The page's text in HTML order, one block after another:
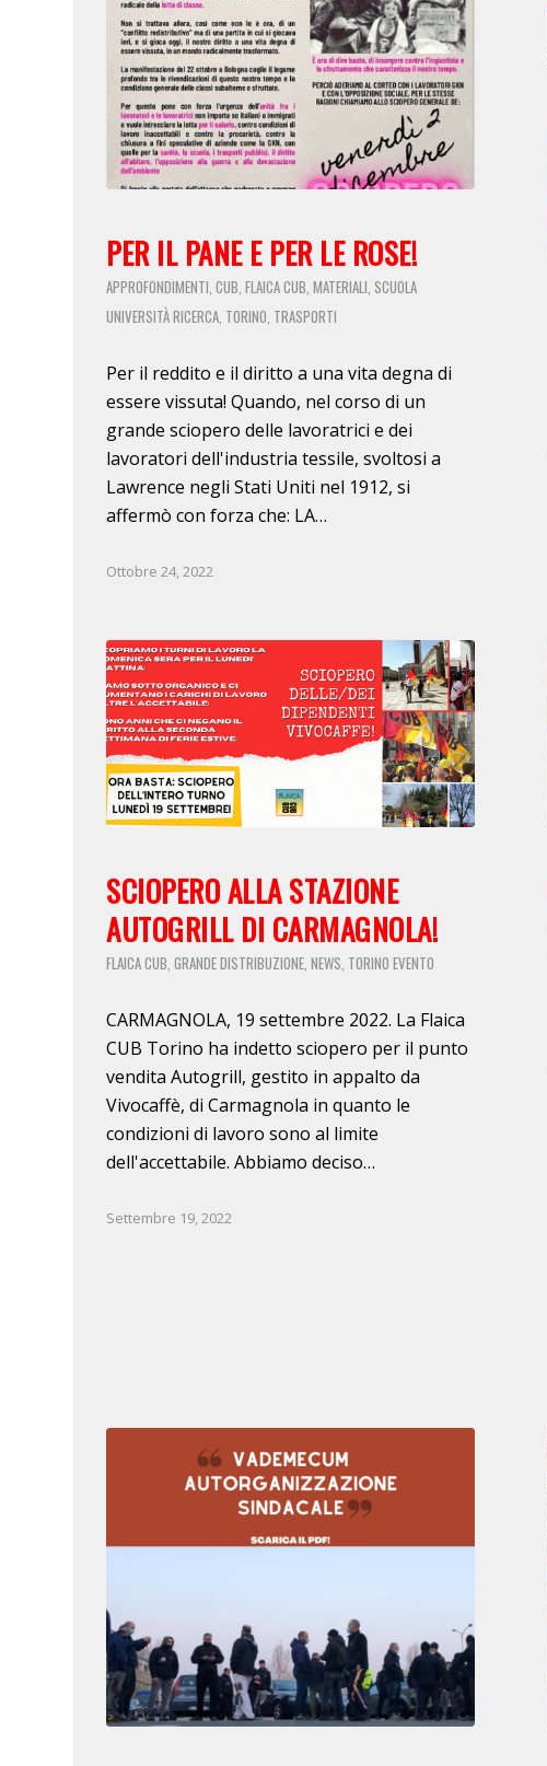
PER IL PANE E PER LE ROSE!
APPROFONDIMENTI, CUB, FLAICA CUB, MATERIALI, SCUOLA
UNIVERSITÀ RICERCA, TORINO, TRASPORTI
Per il reddito e il diritto a una vita degna di
essere vissuta! Quando, nel corso di un
grande sciopero delle lavoratrici e dei
lavoratori dell'industria tessile, svoltosi a
Lawrence negli Stati Uniti nel 1912, si
affermò con forza che: LA…
Ottobre 24, 2022
SCIOPERO ALLA STAZIONE
AUTOGRILL DI CARMAGNOLA!
FLAICA CUB GRANDE DISTRIBUZIONE NEWS TORINO EVENTO
CARMAGNOLA, 19 settembre 2022. La Flaica
CUB Torino ha indetto sciopero per il punto
vendita Autogrill, gestito in appalto da
Vivocaffè, di Carmagnola in quanto le
condizioni di lavoro sono al limite
dell'accettabile. Abbiamo deciso…
Settembre 19, 2022